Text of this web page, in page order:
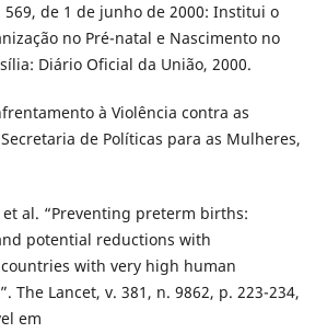
569, de 1 de junho de 2000: Institui o
no Pré-natal e Nascimento no
Diário Oficial da União, 2000.
à Violência contra as
de Políticas para as Mulheres,
et al. “Preventing preterm births:
potential reductions with
with very high human
The Lancet, v. 381, n. 9862, p. 223-234,
em